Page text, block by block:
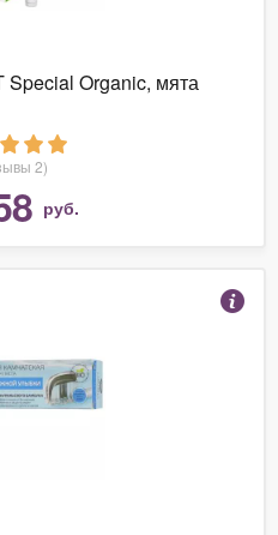
Special Organic, мята
2)
руб.